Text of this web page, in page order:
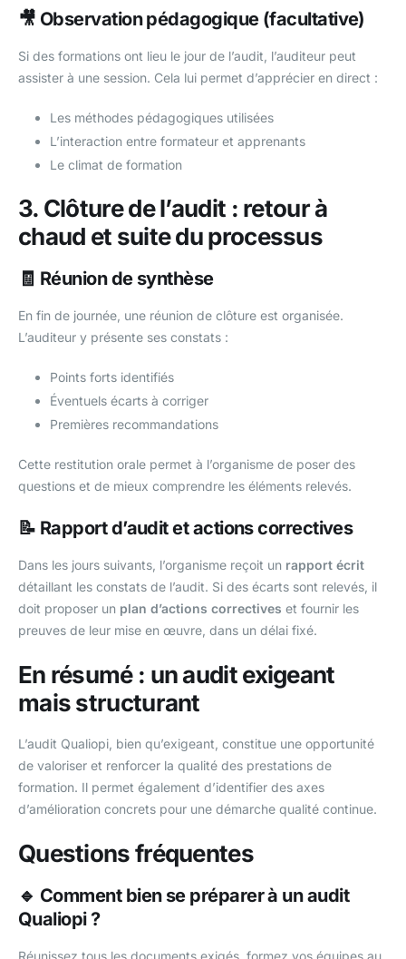
🎥 Observation pédagogique (facultative)
Si des formations ont lieu le jour de l’audit, l’auditeur peut
assister à une session. Cela lui permet d’apprécier en direct :
Les méthodes pédagogiques utilisées
L’interaction entre formateur et apprenants
Le climat de formation
3. Clôture de l’audit : retour à
chaud et suite du processus
🧾 Réunion de synthèse
En fin de journée, une réunion de clôture est organisée.
L’auditeur y présente ses constats :
Points forts identifiés
Éventuels écarts à corriger
Premières recommandations
Cette restitution orale permet à l’organisme de poser des
questions et de mieux comprendre les éléments relevés.
📝 Rapport d’audit et actions correctives
Dans les jours suivants, l’organisme reçoit un rapport écrit
détaillant les constats de l’audit. Si des écarts sont relevés, il
doit proposer un plan d’actions correctives et fournir les
preuves de leur mise en œuvre, dans un délai fixé.
En résumé : un audit exigeant
mais structurant
L’audit Qualiopi, bien qu’exigeant, constitue une opportunité
de valoriser et renforcer la qualité des prestations de
formation. Il permet également d’identifier des axes
d’amélioration concrets pour une démarche qualité continue.
Questions fréquentes
🔹 Comment bien se préparer à un audit
Qualiopi ?
Réunissez tous les documents exigés, formez vos équipes au